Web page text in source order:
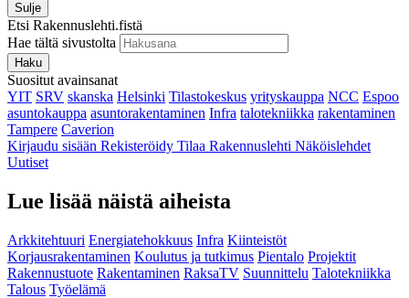
Sulje
Etsi Rakennuslehti.fistä
Hae tältä sivustolta
Haku
Suositut avainsanat
YIT SRV skanska Helsinki Tilastokeskus yrityskauppa NCC Espoo
asuntokauppa asuntorakentaminen Infra talotekniikka rakentaminen
Tampere Caverion
Kirjaudu sisään Rekisteröidy Tilaa Rakennuslehti Näköislehdet
Uutiset
Lue lisää näistä aiheista
Arkkitehtuuri Energiatehokkuus Infra Kiinteistöt
Korjausrakentaminen Koulutus ja tutkimus Pientalo Projektit
Rakennustuote Rakentaminen RaksaTV Suunnittelu Talotekniikka
Talous Työelämä